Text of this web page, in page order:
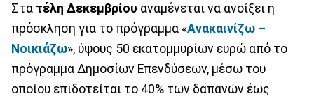
Στα τέλη Δεκεμβρίου αναμένεται να ανοίξει η
πρόσκληση για το πρόγραμμα «Ανακαινίζω –
Νοικιάζω», ύψους 50 εκατομμυρίων ευρώ από το
πρόγραμμα Δημοσίων Επενδύσεων, μέσω του
οποίου επιδοτείται το 40% των δαπανών έως